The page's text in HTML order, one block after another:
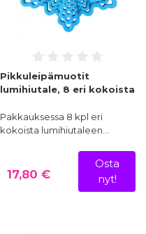
Pikkuleipämuotit
lumihiutale, 8 eri kokoista
Pakkauksessa 8 kpl eri
kokoista lumihiutaleen…
17,80 €
Osta
nyt!